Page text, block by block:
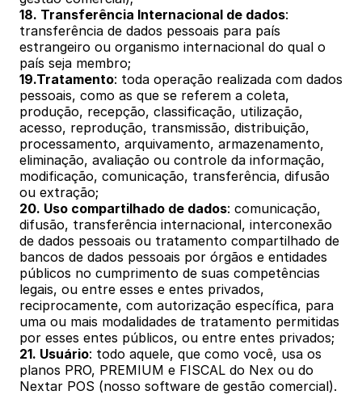
18. Transferência Internacional de dados:
transferência de dados pessoais para país
estrangeiro ou organismo internacional do qual o
país seja membro;
19.Tratamento: toda operação realizada com dados
pessoais, como as que se referem a coleta,
produção, recepção, classificação, utilização,
acesso, reprodução, transmissão, distribuição,
processamento, arquivamento, armazenamento,
eliminação, avaliação ou controle da informação,
modificação, comunicação, transferência, difusão
ou extração;
20. Uso compartilhado de dados: comunicação,
difusão, transferência internacional, interconexão
de dados pessoais ou tratamento compartilhado de
bancos de dados pessoais por órgãos e entidades
públicos no cumprimento de suas competências
legais, ou entre esses e entes privados,
reciprocamente, com autorização específica, para
uma ou mais modalidades de tratamento permitidas
por esses entes públicos, ou entre entes privados;
21. Usuário: todo aquele, que como você, usa os
planos PRO, PREMIUM e FISCAL do Nex ou do
Nextar POS (nosso software de gestão comercial).